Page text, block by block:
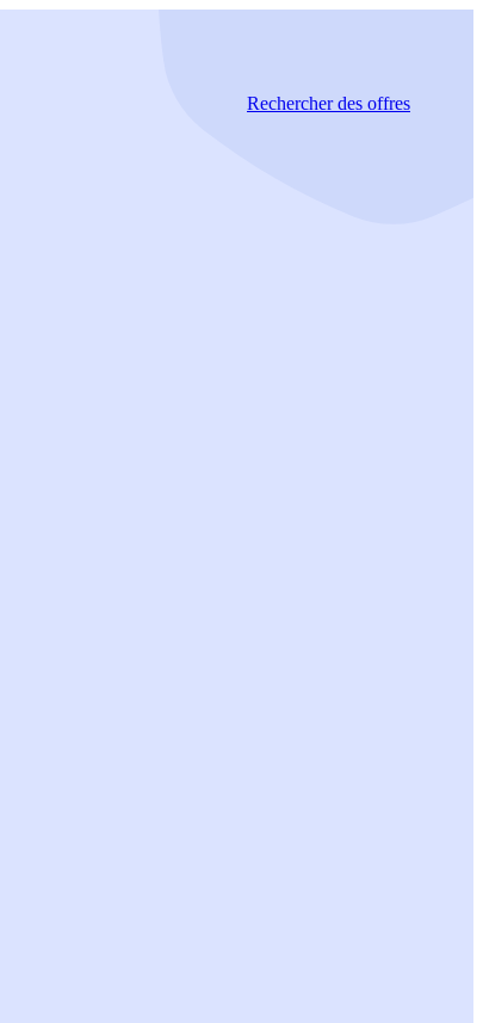
Rechercherdes offres